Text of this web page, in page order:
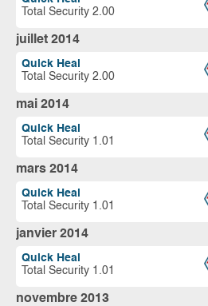
Total Security 2.00
juillet 2014
Quick Heal
Total Security 2.00
mai 2014
Quick Heal
Total Security 1.01
mars 2014
Quick Heal
Total Security 1.01
janvier 2014
Quick Heal
Total Security 1.01
novembre 2013